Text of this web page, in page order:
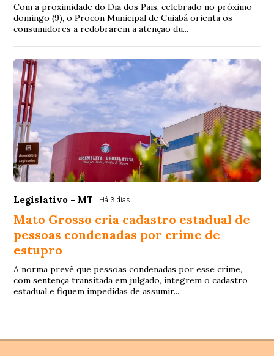
Com a proximidade do Dia dos Pais, celebrado no próximo
domingo (9), o Procon Municipal de Cuiabá orienta os
consumidores a redobrarem a atenção du...
Legislativo - MT Há 3 dias
Mato Grosso cria cadastro estadual de
pessoas condenadas por crime de
estupro
A norma prevê que pessoas condenadas por esse crime,
com sentença transitada em julgado, integrem o cadastro
estadual e fiquem impedidas de assumir...